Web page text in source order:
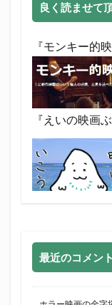
良く読ませて
『モンキー的
『えいの映画
最近のコメント